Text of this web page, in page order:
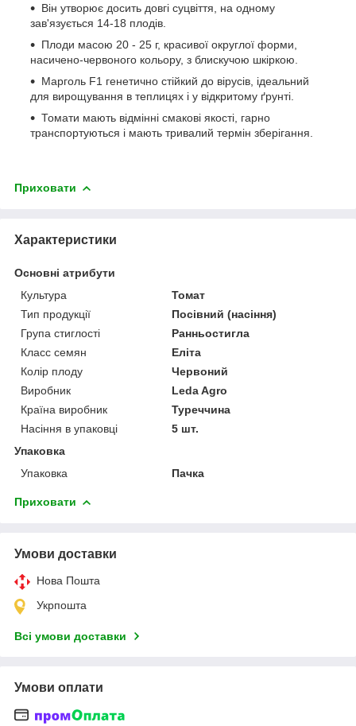
Він утворює досить довгі суцвіття, на одному
зав'язується 14-18 плодів.
Плоди масою 20 - 25 г, красивої округлої форми,
насичено-червоного кольору, з блискучою шкіркою.
Марголь F1 генетично стійкий до вірусів, ідеальний
для вирощування в теплицях і у відкритому ґрунті.
Томати мають відмінні смакові якості, гарно
транспортуються і мають тривалий термін зберігання.
Приховати
Характеристики
Основні атрибути
Культура
Томат
Тип продукції
Посівний (насіння)
Група стиглості
Ранньостигла
Класс семян
Еліта
Колір плоду
Червоний
Виробник
Leda Agro
Країна виробник
Туреччина
Насіння в упаковці
5 шт.
Упаковка
Упаковка
Пачка
Приховати
Умови доставки
Нова Пошта
Укрпошта
Всі умови доставки
Умови оплати